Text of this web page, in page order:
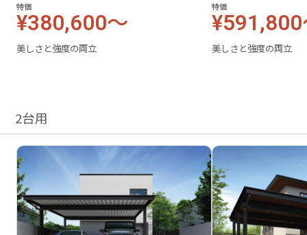
特価
¥380,600～
美しさと強度の両立
特価
美しさと強度の両立
2台用